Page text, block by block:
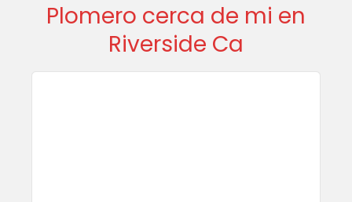
Plomero cerca de mi en
Riverside Ca